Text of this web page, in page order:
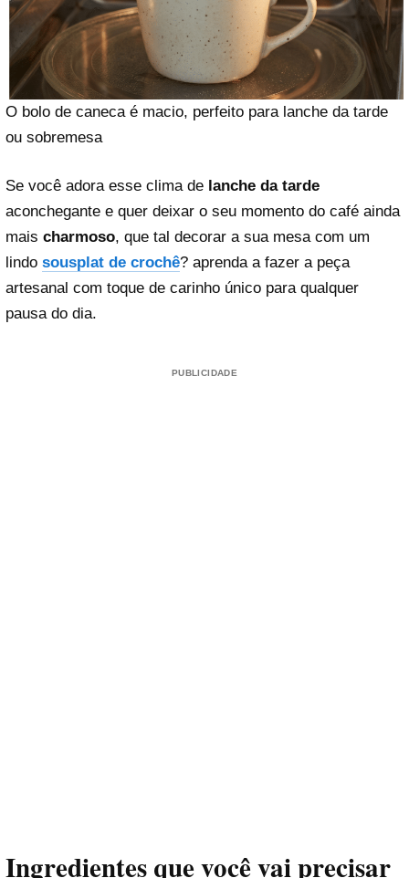
O bolo de caneca é macio, perfeito para lanche da tarde
ou sobremesa
Se você adora esse clima de lanche da tarde
aconchegante e quer deixar o seu momento do café ainda
mais charmoso, que tal decorar a sua mesa com um
lindo sousplat de crochê? aprenda a fazer a peça
artesanal com toque de carinho único para qualquer
pausa do dia.
PUBLICIDADE
Ingredientes que você vai precisar